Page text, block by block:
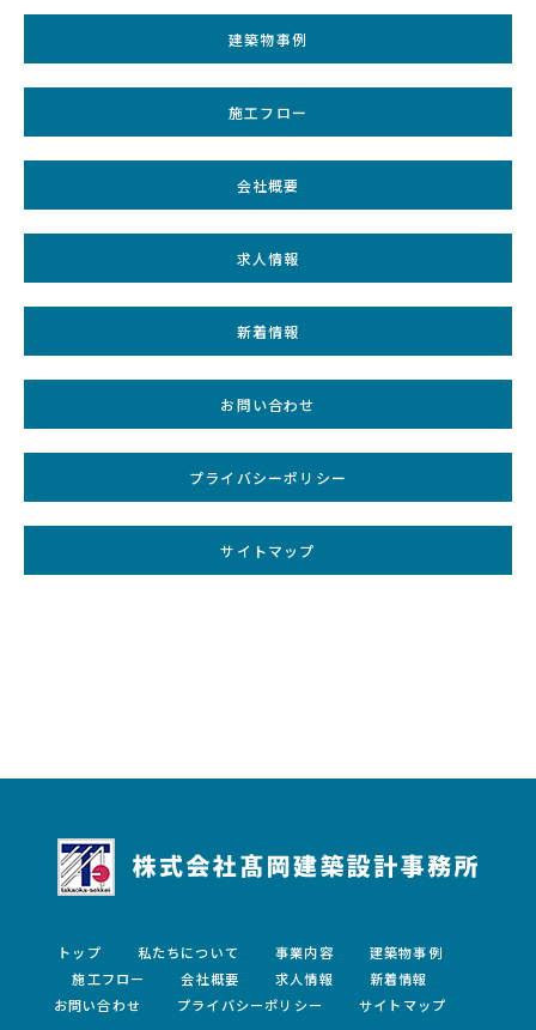
建築物事例
施工フロー
会社概要
求人情報
新着情報
お問い合わせ
プライバシーポリシー
サイトマップ
トップ 私たちについて 事業内容
建築物事例
施工フロー
会社概要 求人情報
新着情報
お問い合わせ
プライバシーポリシー サイトマップ